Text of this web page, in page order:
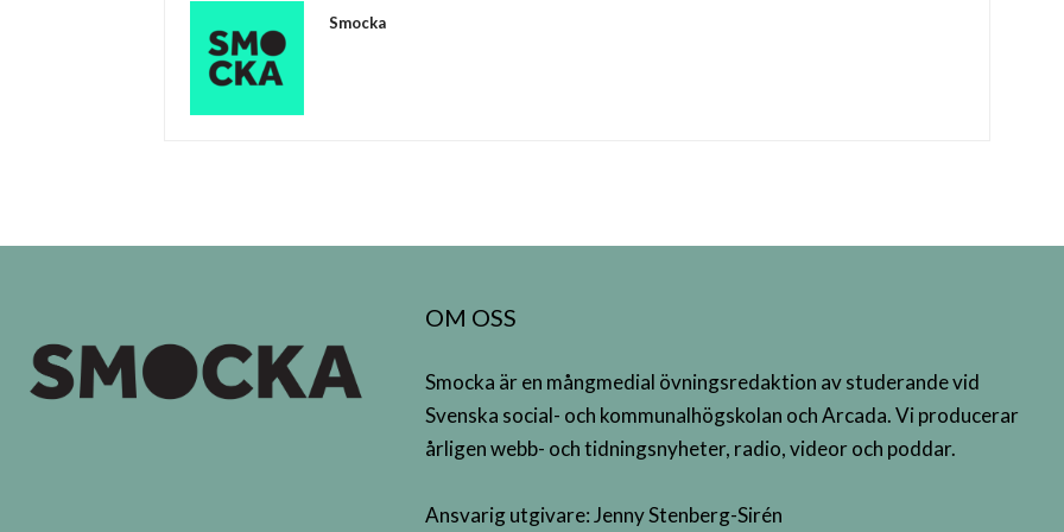
Smocka
OM OSS
Smocka är en mångmedial övningsredaktion av studerande vid
Svenska social- och kommunalhögskolan och Arcada. Vi producerar
årligen webb- och tidningsnyheter, radio, videor och poddar.
Ansvarig utgivare: Jenny Stenberg-Sirén